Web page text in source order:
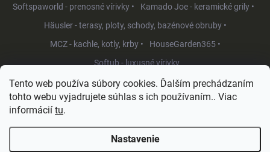
Tento web používa súbory cookies. Ďalším prechádzaním
tohto webu vyjadrujete súhlas s ich používaním.. Viac
informácií tu.
Nastavenie
Softspaworld - prenosné vírivky •
Kamado Joe - keramické grily •
Häusler - terasy, ploty, schody, bazénové obruby •
MCZ - kachle, kotly, krby •
HouseGarden365 •
Softub - luxusné vírivky